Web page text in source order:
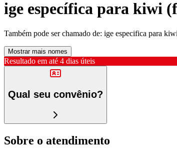
ige específica para kiwi
Também pode ser chamado de: ige especifica para
Mostrar mais nomes
Resultado em até 4 dias úteis
Qual seu convênio?
Sobre o atendimento